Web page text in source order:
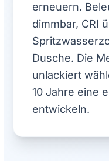
erneuern.
dimmbar, CRI
Dusche. Die
unlackiert
10 Jahre eine
entwickeln.